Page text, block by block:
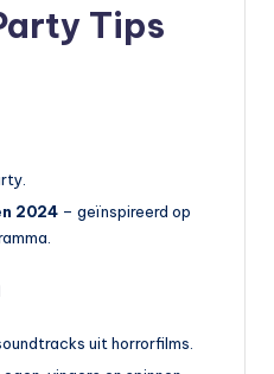
Tips
2024 – geïnspireerd op
uit horrorfilms.